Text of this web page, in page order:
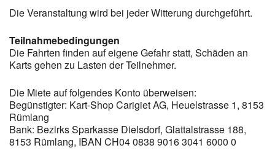
Die Veranstaltung wird bei jeder Witterung durchgeführt.
Teilnahmebedingungen
Die Fahrten finden auf eigene Gefahr statt, Schäden an
Karts gehen zu Lasten der Teilnehmer.
Die Miete auf folgendes Konto überweisen:
Begünstigter: Kart-Shop Carigiet AG, Heuelstrasse 1, 8153
Rümlang
Bank: Bezirks Sparkasse Dielsdorf, Glattalstrasse 188,
8153 Rümlang, IBAN CH04 0838 9016 3041 6000 0